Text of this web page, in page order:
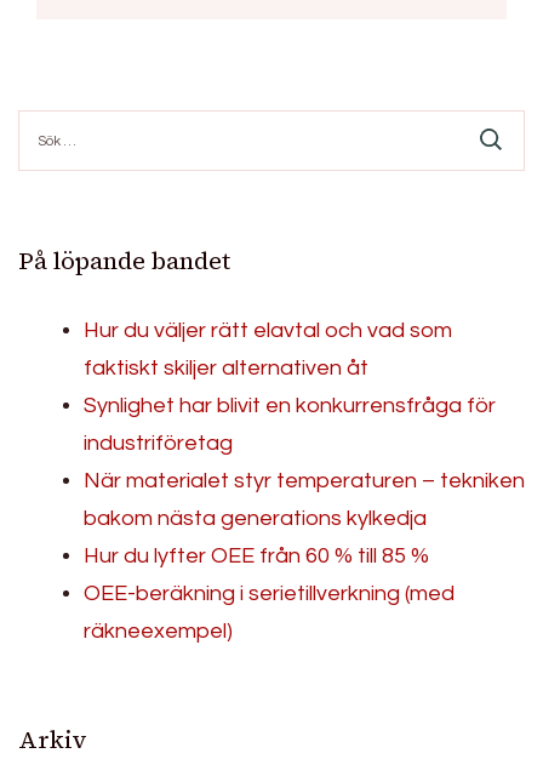
efter:
På löpande bandet
Hur du väljer rätt elavtal och vad som
faktiskt skiljer alternativen åt
Synlighet har blivit en konkurrensfråga för
industriföretag
När materialet styr temperaturen – tekniken
bakom nästa generations kylkedja
Hur du lyfter OEE från 60 % till 85 %
OEE-beräkning i serietillverkning (med
räkneexempel)
Arkiv